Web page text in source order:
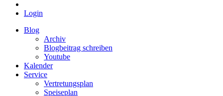
Login
Blog
Archiv
Blogbeitrag schreiben
Youtube
Kalender
Service
Vertretungsplan
Speiseplan